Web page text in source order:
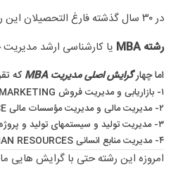
در ۳۰ سال گذشته فارغ التحصیلان این رشته بالاترین میزان اشتغال و حقوق و مزایای دریافتی را به نسبت هر رشته دیگر داشتند. و این قاعده تقریبا” در همه کشورهای دنیا که فارغ التحصیل MBA هست.
رشته MBA
یا کارشناسی ارشد مدیریت حرفه ای می باشد.
اما چهارگرایش اصلی مدیریت MBA که
۱- بازاریابی و مدیریت فروش MARKETING
۲- مدیریت مالی و مدیریت مؤسسات مالی FINANCE
۳- مدیریت تولید و سیستمهای تولید و پروژه OPERATION
۴- مدیریت منابع انسانی HUMAN RESOURCES
امروزه این رشته حتی با گرایش هایی